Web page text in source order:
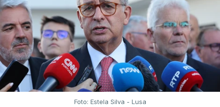
Foto: Estela Silva - Lusa